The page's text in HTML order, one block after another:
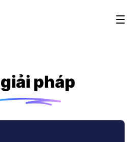
pháp